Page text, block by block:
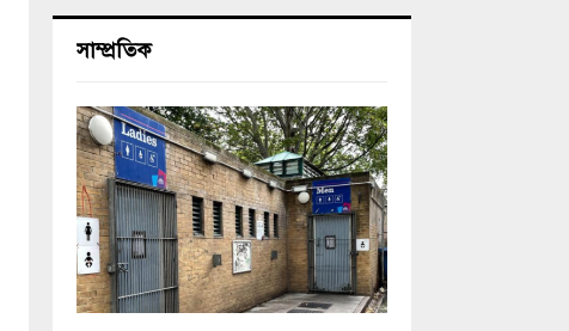
সাম্প্রতিক